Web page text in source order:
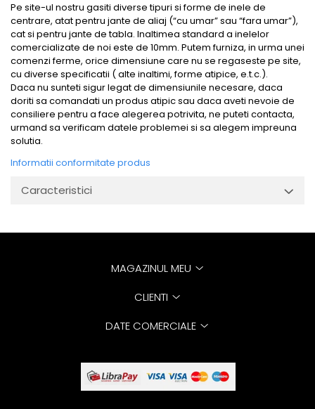
Pe site-ul nostru gasiti diverse tipuri si forme de inele de
centrare, atat pentru jante de aliaj (“cu umar” sau “fara umar”),
cat si pentru jante de tabla. Inaltimea standard a inelelor
comercializate de noi este de 10mm. Putem furniza, in urma unei
comenzi ferme, orice dimensiune care nu se regaseste pe site,
cu diverse specificatii ( alte inaltimi, forme atipice, e.t.c.).
Daca nu sunteti sigur legat de dimensiunile necesare, daca
doriti sa comandati un produs atipic sau daca aveti nevoie de
consiliere pentru a face alegerea potrivita, ne puteti contacta,
urmand sa verificam datele problemei si sa alegem impreuna
solutia.
Informatii conformitate produs
Caracteristici
MAGAZINUL MEU
CLIENTI
DATE COMERCIALE